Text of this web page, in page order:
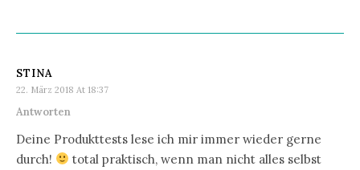
STINA
22. März 2018 At 18:37
Antworten
Deine Produkttests lese ich mir immer wieder gerne
durch!
total praktisch, wenn man nicht alles selbst